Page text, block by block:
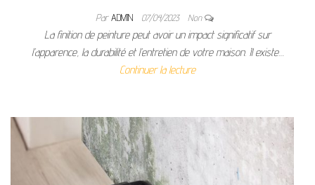
ParADMIN 07/04/2023 Non
La finition de peinture peut avoir un impact significatif sur
l’apparence, la durabilité et l’entretien de votre maison. Il existe…
Continuer la lecture